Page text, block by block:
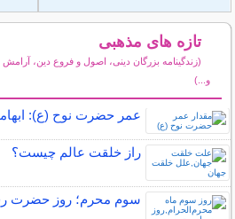
تازه های مذهبی
(زندگینامه بزرگان دینی، اصول و فروع دین،
و...)
عمر حضرت نوح (ع):
راز خلقت عالم چيست؟
سوم محرم؛ روز حضرت